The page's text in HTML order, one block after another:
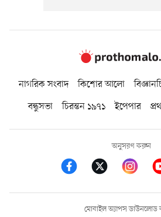
নাগরিক সংবাদ কিশোর আলো
বন্ধুসভা
চিরন্তন ১৯৭১ ইপেপার
অনুসরণ করুন
মোবাইল অ্যাপস